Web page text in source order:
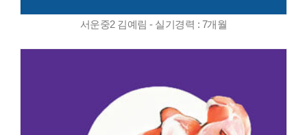
서운중2 김예림 - 실기경력 : 7개월